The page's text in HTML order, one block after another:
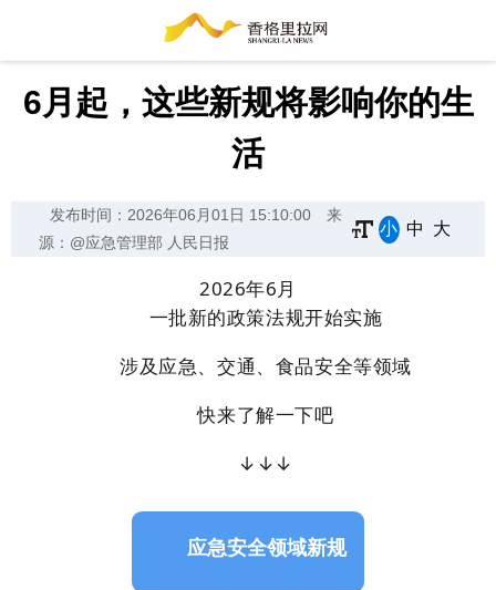
6月起，这些新规将影响你的生
活
发布时间：2026年06月01日 15:10:00
来
源：@应急管理部 人民日报
小 中 大
2026年6月
一批新的政策法规开始实施
涉及应急、交通、食品安全等领域
快来了解一下吧
↓↓↓
应急安全领域新规